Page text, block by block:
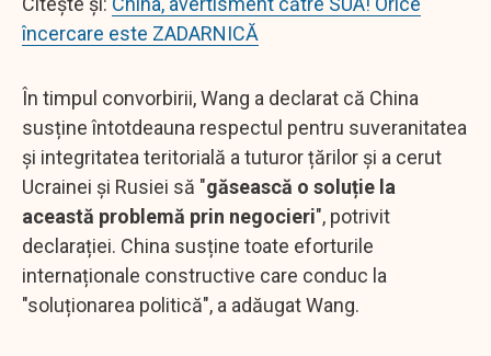
încercare este ZADARNICĂ
În timpul convorbirii, Wang a declarat că China
susține întotdeauna respectul pentru suveranitatea
și integritatea teritorială a tuturor țărilor și a cerut
Ucrainei și Rusiei să "găsească o soluție la
această problemă prin negocieri", potrivit
declarației. China susține toate eforturile
internaționale constructive care conduc la
"soluționarea politică", a adăugat Wang.